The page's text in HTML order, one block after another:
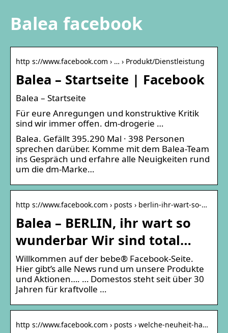
Balea facebook
http s://www.facebook.com › … › Produkt/Dienstleistung
Balea – Startseite | Facebook
Balea – Startseite
Für eure Anregungen und konstruktive Kritik
sind wir immer offen. dm-drogerie …
Balea. Gefällt 395.290 Mal · 398 Personen
sprechen darüber. Komme mit dem Balea-Team
ins Gespräch und erfahre alle Neuigkeiten rund
um die dm-Marke…
http s://www.facebook.com › posts › berlin-ihr-wart-so-…
Balea – BERLIN, ihr wart so
wunderbar Wir sind total…
Willkommen auf der bebe® Facebook-Seite.
Hier gibt’s alle News rund um unsere Produkte
und Aktionen…. … Domestos steht seit über 30
Jahren für kraftvolle …
http s://www.facebook.com › posts › welche-neuheit-ha…